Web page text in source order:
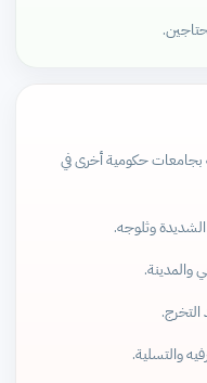
بجامعات حكومية أخرى في
وثلوجه.
والمدينة.
والتسلية.